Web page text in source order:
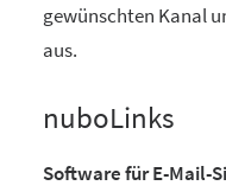
gewünschten Kanal
aus.
nuboLinks
Software für E-Mail-